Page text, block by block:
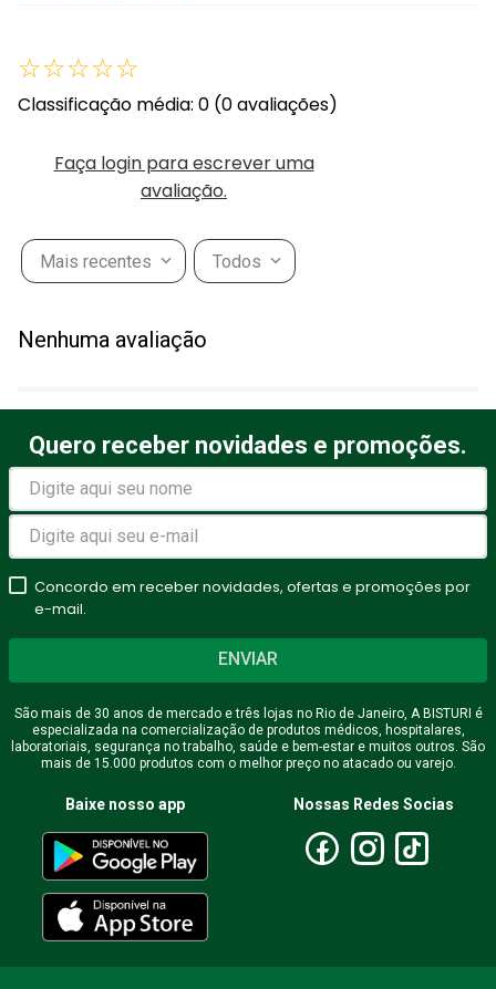
☆☆☆☆☆
Classificação média: 0 (0 avaliações)
Faça login para escrever uma
avaliação.
Mais recentes Todos
Nenhuma avaliação
Quero receber novidades e promoções.
Concordo em receber novidades, ofertas e promoções por
e-mail.
ENVIAR
São mais de 30 anos de mercado e três lojas no Rio de Janeiro, A BISTURI é
especializada na comercialização de produtos médicos, hospitalares,
laboratoriais, segurança no trabalho, saúde e bem-estar e muitos outros. São
mais de 15.000 produtos com o melhor preço no atacado ou varejo.
Baixe nosso app Nossas Redes Socias